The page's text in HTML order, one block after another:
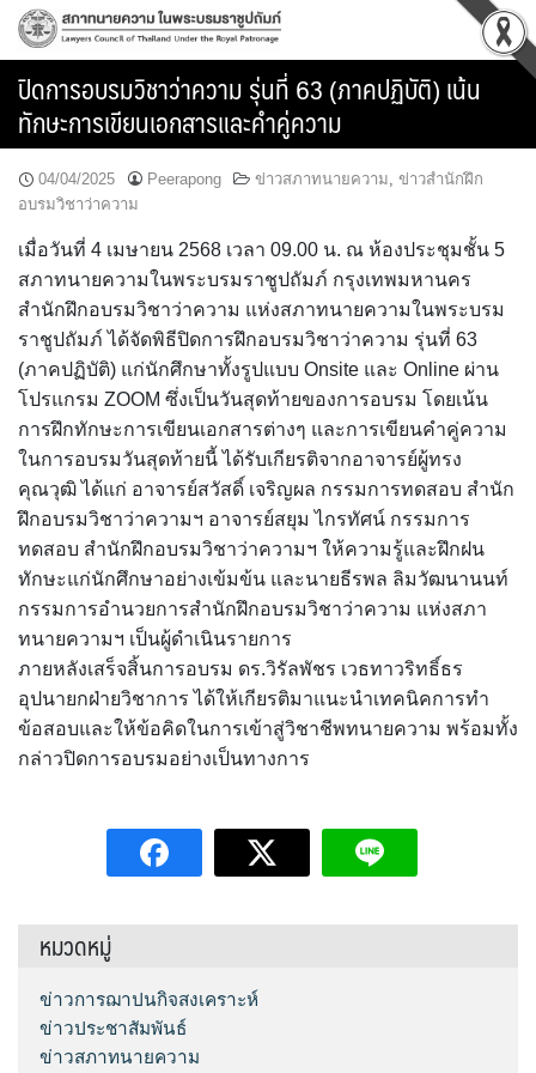
Skip
ปิดการอบรมวิชาว่าความ รุ่นที่ 63 (ภาคปฏิบัติ) เน้น
ทักษะการเขียนเอกสารและคำคู่ความ
04/04/2025 Peerapong ข่าวสภาทนายความ, ข่าวสำนักฝึก
อบรมวิชาว่าความ
เมื่อวันที่ 4 เมษายน 2568 เวลา 09.00 น. ณ ห้องประชุมชั้น 5
สภาทนายความในพระบรมราชูปถัมภ์ กรุงเทพมหานคร
สำนักฝึกอบรมวิชาว่าความ แห่งสภาทนายความในพระบรม
ราชูปถัมภ์ ได้จัดพิธีปิดการฝึกอบรมวิชาว่าความ รุ่นที่ 63
(ภาคปฏิบัติ) แก่นักศึกษาทั้งรูปแบบ Onsite และ Online ผ่าน
โปรแกรม ZOOM ซึ่งเป็นวันสุดท้ายของการอบรม โดยเน้น
การฝึกทักษะการเขียนเอกสารต่างๆ และการเขียนคำคู่ความ
ในการอบรมวันสุดท้ายนี้ ได้รับเกียรติจากอาจารย์ผู้ทรง
คุณวุฒิ ได้แก่ อาจารย์สวัสดิ์ เจริญผล กรรมการทดสอบ สำนัก
ฝึกอบรมวิชาว่าความฯ อาจารย์สยุม ไกรทัศน์ กรรมการ
ทดสอบ สำนักฝึกอบรมวิชาว่าความฯ ให้ความรู้และฝึกฝน
ทักษะแก่นักศึกษาอย่างเข้มข้น และนายธีรพล ลิมวัฒนานนท์
กรรมการอำนวยการสำนักฝึกอบรมวิชาว่าความ แห่งสภา
ทนายความฯ เป็นผู้ดำเนินรายการ
ภายหลังเสร็จสิ้นการอบรม ดร.วิรัลพัชร เวธทาวริทธิ์ธร
อุปนายกฝ่ายวิชาการ ได้ให้เกียรติมาแนะนำเทคนิคการทำ
ข้อสอบและให้ข้อคิดในการเข้าสู่วิชาชีพทนายความ พร้อมทั้ง
กล่าวปิดการอบรมอย่างเป็นทางการ
หมวดหมู่
ข่าวการฌาปนกิจสงเคราะห์
ข่าวประชาสัมพันธ์
ข่าวสภาทนายความ